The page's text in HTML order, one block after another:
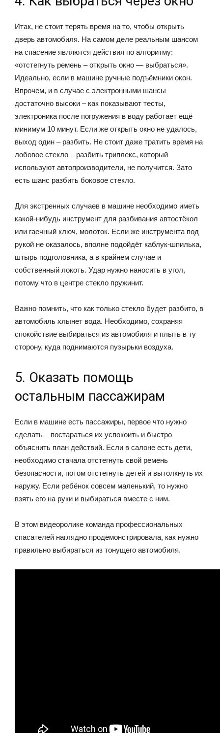
Итак, не стоит терять время на то, чтобы открыть
дверь автомобиля. На самом деле реальным шансом
на спасение являются действия по алгоритму:
«отстегнуть ремень – открыть окно — выбраться».
Идеально, если в машине ручные подъёмники окон.
Впрочем, и в случае с электронными шансы
достаточно высоки – как показывают тесты,
электроника после погружения в воду работает ещё
минимум 10 минут. Если же открыть окно не удалось,
выход один – разбить. Не стоит даже тратить время на
лобовое стекло – разбить триплекс, который
используют автопроизводители, не получится. Зато
есть шанс разбить боковое стекло.
Для экстренных случаев в машине необходимо иметь
какой-нибудь инструмент для разбивания автостёкол
или гаечный ключ, молоток. Если же инструмента под
рукой не оказалось, вполне подойдёт каблук-шпилька,
штырь подголовника, а в крайнем случае и
собственный локоть. Удар нужно наносить в угол,
потому что в центре стекло пружинит.
Важно помнить, что как только стекло будет разбито, в
автомобиль хлынет вода. Необходимо, сохраняя
спокойствие выбираться из автомобиля и плыть в ту
сторону, куда поднимаются пузырьки воздуха.
5. Оказать помощь
остальным пассажирам
Если в машине есть пассажиры, первое что нужно
сделать – постараться их успокоить и быстро
объяснить план действий. Если в салоне есть дети,
необходимо стачала отстегнуть свой ремень
безопасности, потом отстегнуть детей и вытолкнуть их
наружу. Если ребёнок совсем маленький, то нужно
взять его на руки и выбираться вместе с ним.
В этом видеоролике команда профессиональных
спасателей наглядно продемонстрировала, как нужно
правильно выбираться из тонущего автомобиля.